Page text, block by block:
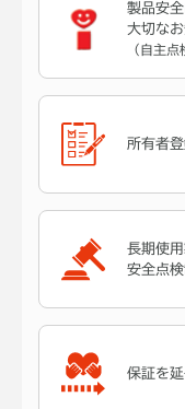
製品安
大切な
（自主
所有者
長期使
安全点
保証を